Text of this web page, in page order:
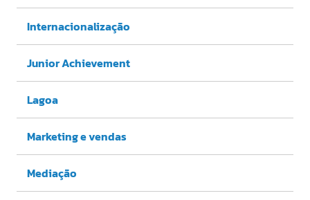
Internacionalização
Junior Achievement
Lagoa
Marketing e vendas
Mediação